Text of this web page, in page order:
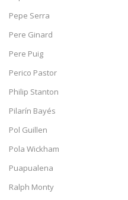
Pepe Serra
Pere Ginard
Pere Puig
Perico Pastor
Philip Stanton
Pilarín Bayés
Pol Guillen
Pola Wickham
Puapualena
Ralph Monty